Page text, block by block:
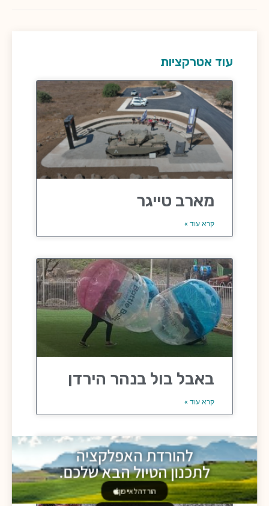
עוד אטרקציות
מארב טייגר
קרא עוד »
באבל בול בנהר הירדן
קרא עוד »
להורדת האפלקציה
לתכנון הטיול הבא שלכם.
הורדה לאייפון